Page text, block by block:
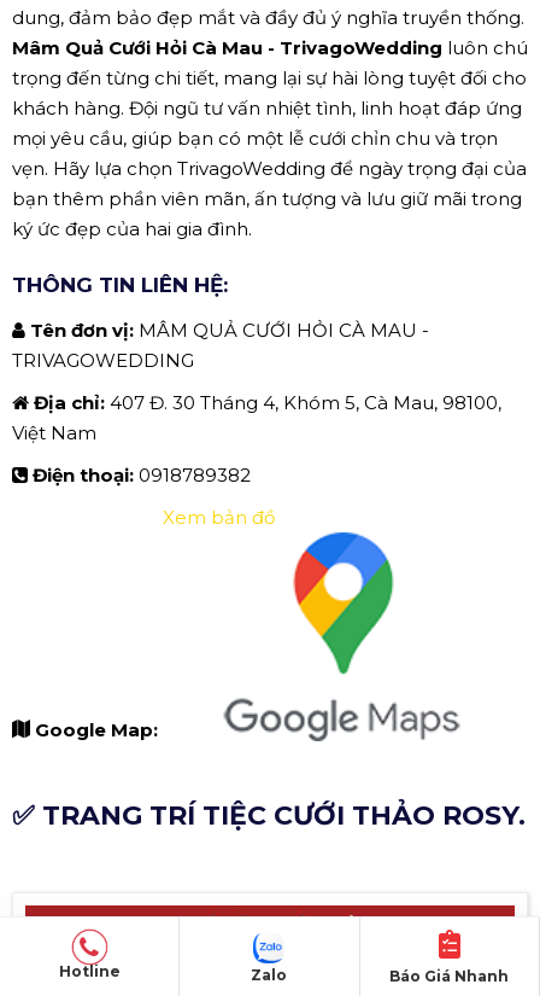
dung, đảm bảo đẹp mắt và đầy đủ ý nghĩa truyền thống.
Mâm Quả Cưới Hỏi Cà Mau - TrivagoWedding luôn chú
trọng đến từng chi tiết, mang lại sự hài lòng tuyệt đối cho
khách hàng. Đội ngũ tư vấn nhiệt tình, linh hoạt đáp ứng
mọi yêu cầu, giúp bạn có một lễ cưới chỉn chu và trọn
vẹn. Hãy lựa chọn TrivagoWedding để ngày trọng đại của
bạn thêm phần viên mãn, ấn tượng và lưu giữ mãi trong
ký ức đẹp của hai gia đình.
THÔNG TIN LIÊN HỆ:
Tên đơn vị: MÂM QUẢ CƯỚI HỎI CÀ MAU -
TRIVAGOWEDDING
Địa chỉ: 407 Đ. 30 Tháng 4, Khóm 5, Cà Mau, 98100,
Việt Nam
Điện thoại: 0918789382
Google Map:
Xem bản đồ
✅ TRANG TRÍ TIỆC CƯỚI THẢO ROSY.
Hotline Báo Giá Nhanh
Zalo